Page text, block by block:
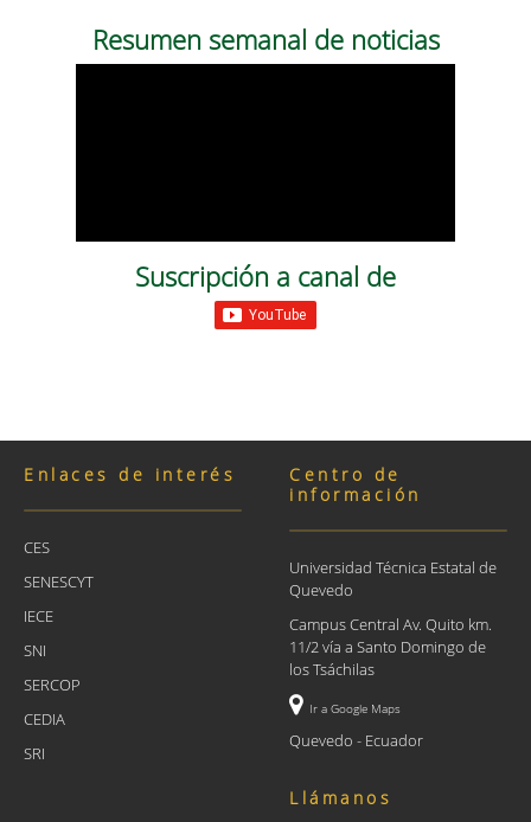
Resumen semanal de noticias
Suscripción a canal de
Enlaces de interés
CES
SENESCYT
IECE
SNI
SERCOP
CEDIA
SRI
Centro de
información
Universidad Técnica Estatal de
Quevedo
Campus Central Av. Quito km.
11/2 vía a Santo Domingo de
los Tsáchilas
Ir a Google Maps
Quevedo - Ecuador
Llámanos